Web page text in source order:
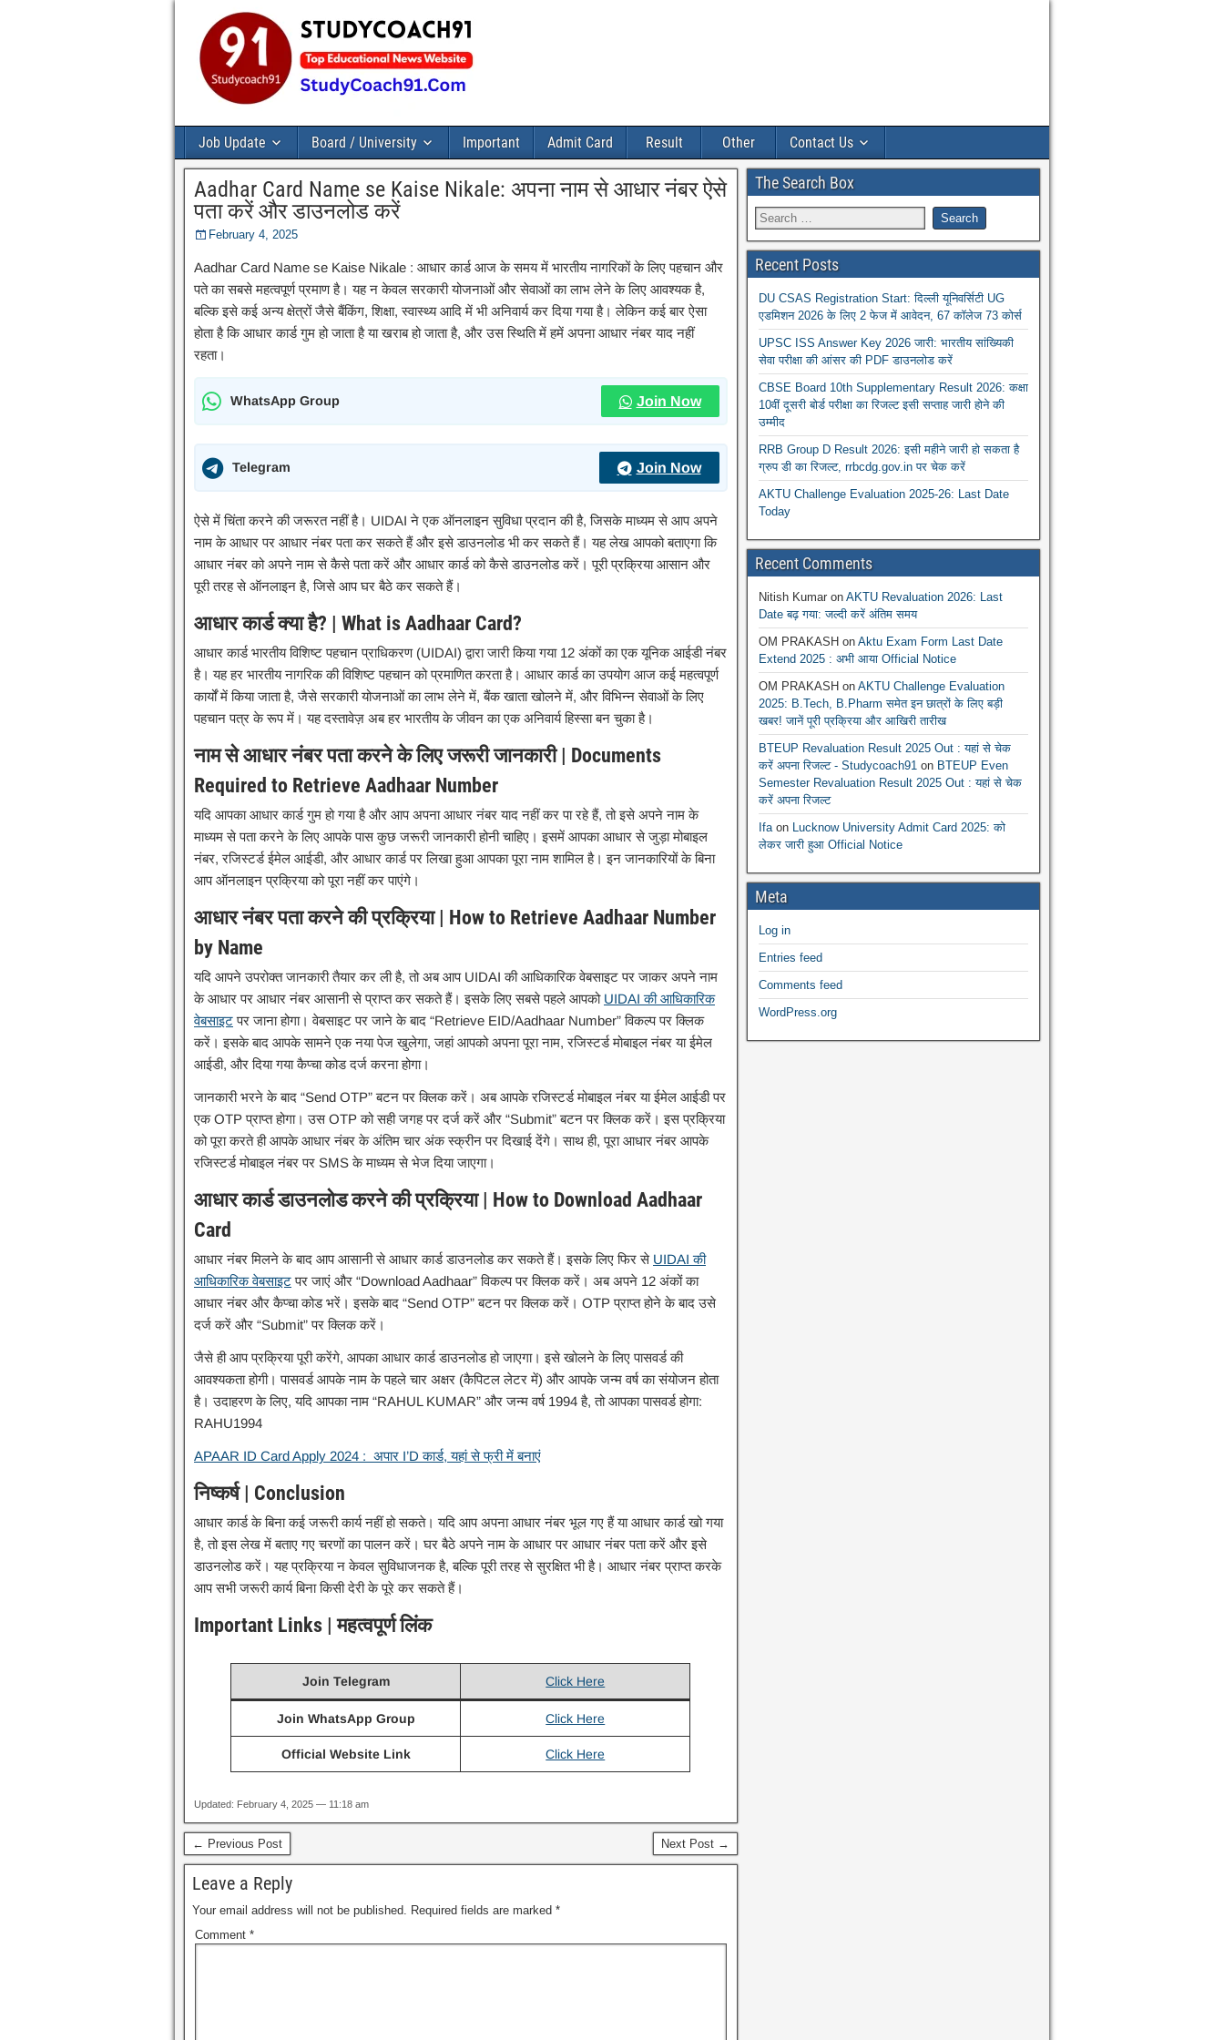
Job Update Board / University Important Admit Card Result Other Contact Us
Aadhar Card Name se Kaise Nikale: अपना नाम से आधार नंबर ऐसे
पता करें और डाउनलोड करें
February 4, 2025
Aadhar Card Name se Kaise Nikale : आधार कार्ड आज के समय में भारतीय नागरिकों के लिए पहचान और
पते का सबसे महत्वपूर्ण प्रमाण है। यह न केवल सरकारी योजनाओं और सेवाओं का लाभ लेने के लिए आवश्यक है,
बल्कि इसे कई अन्य क्षेत्रों जैसे बैंकिंग, शिक्षा, स्वास्थ्य आदि में भी अनिवार्य कर दिया गया है। लेकिन कई बार ऐसा
होता है कि आधार कार्ड गुम हो जाता है या खराब हो जाता है, और उस स्थिति में हमें अपना आधार नंबर याद नहीं
रहता।
WhatsApp Group Join Now
Telegram Join Now
ऐसे में चिंता करने की जरूरत नहीं है। UIDAI ने एक ऑनलाइन सुविधा प्रदान की है, जिसके माध्यम से आप अपने
नाम के आधार पर आधार नंबर पता कर सकते हैं और इसे डाउनलोड भी कर सकते हैं। यह लेख आपको बताएगा कि
आधार नंबर को अपने नाम से कैसे पता करें और आधार कार्ड को कैसे डाउनलोड करें। पूरी प्रक्रिया आसान और
पूरी तरह से ऑनलाइन है, जिसे आप घर बैठे कर सकते हैं।
आधार कार्ड क्या है? | What is Aadhaar Card?
आधार कार्ड भारतीय विशिष्ट पहचान प्राधिकरण (UIDAI) द्वारा जारी किया गया 12 अंकों का एक यूनिक आईडी नंबर
है। यह हर भारतीय नागरिक की विशिष्ट पहचान को प्रमाणित करता है। आधार कार्ड का उपयोग आज कई महत्वपूर्ण
कार्यों में किया जाता है, जैसे सरकारी योजनाओं का लाभ लेने में, बैंक खाता खोलने में, और विभिन्न सेवाओं के लिए
पहचान पत्र के रूप में। यह दस्तावेज़ अब हर भारतीय के जीवन का एक अनिवार्य हिस्सा बन चुका है।
नाम से आधार नंबर पता करने के लिए जरूरी जानकारी | Documents
Required to Retrieve Aadhaar Number
यदि आपका आधार कार्ड गुम हो गया है और आप अपना आधार नंबर याद नहीं कर पा रहे हैं, तो इसे अपने नाम के
माध्यम से पता करने के लिए आपके पास कुछ जरूरी जानकारी होनी चाहिए। इसमें आपका आधार से जुड़ा मोबाइल
नंबर, रजिस्टर्ड ईमेल आईडी, और आधार कार्ड पर लिखा हुआ आपका पूरा नाम शामिल है। इन जानकारियों के बिना
आप ऑनलाइन प्रक्रिया को पूरा नहीं कर पाएंगे।
आधार नंबर पता करने की प्रक्रिया | How to Retrieve Aadhaar Number
by Name
यदि आपने उपरोक्त जानकारी तैयार कर ली है, तो अब आप UIDAI की आधिकारिक वेबसाइट पर जाकर अपने नाम
के आधार पर आधार नंबर आसानी से प्राप्त कर सकते हैं। इसके लिए सबसे पहले आपको UIDAI की आधिकारिक
वेबसाइटपर जाना होगा। वेबसाइट पर जाने के बाद “Retrieve EID/Aadhaar Number” विकल्प पर क्लिक
करें। इसके बाद आपके सामने एक नया पेज खुलेगा, जहां आपको अपना पूरा नाम, रजिस्टर्ड मोबाइल नंबर या ईमेल
आईडी, और दिया गया कैप्चा कोड दर्ज करना होगा।
जानकारी भरने के बाद “Send OTP” बटन पर क्लिक करें। अब आपके रजिस्टर्ड मोबाइल नंबर या ईमेल आईडी पर
एक OTP प्राप्त होगा। उस OTP को सही जगह पर दर्ज करें और “Submit” बटन पर क्लिक करें। इस प्रक्रिया
को पूरा करते ही आपके आधार नंबर के अंतिम चार अंक स्क्रीन पर दिखाई देंगे। साथ ही, पूरा आधार नंबर आपके
रजिस्टर्ड मोबाइल नंबर पर SMS के माध्यम से भेज दिया जाएगा।
आधार कार्ड डाउनलोड करने की प्रक्रिया | How to Download Aadhaar
Card
आधार नंबर मिलने के बाद आप आसानी से आधार कार्ड डाउनलोड कर सकते हैं। इसके लिए फिर से UIDAI की
आधिकारिक वेबसाइटपर जाएं और “Download Aadhaar” विकल्प पर क्लिक करें। अब अपने 12 अंकों का
आधार नंबर और कैप्चा कोड भरें। इसके बाद “Send OTP” बटन पर क्लिक करें। OTP प्राप्त होने के बाद उसे
दर्ज करें और “Submit” पर क्लिक करें।
जैसे ही आप प्रक्रिया पूरी करेंगे, आपका आधार कार्ड डाउनलोड हो जाएगा। इसे खोलने के लिए पासवर्ड की
आवश्यकता होगी। पासवर्ड आपके नाम के पहले चार अक्षर (कैपिटल लेटर में) और आपके जन्म वर्ष का संयोजन होता
है। उदाहरण के लिए, यदि आपका नाम “RAHUL KUMAR” और जन्म वर्ष 1994 है, तो आपका पासवर्ड होगा:
RAHU1994
APAAR ID Card Apply 2024 : अपार I’D कार्ड, यहां से फ्री में बनाएं
निष्कर्ष | Conclusion
आधार कार्ड के बिना कई जरूरी कार्य नहीं हो सकते। यदि आप अपना आधार नंबर भूल गए हैं या आधार कार्ड खो गया
है, तो इस लेख में बताए गए चरणों का पालन करें। घर बैठे अपने नाम के आधार पर आधार नंबर पता करें और इसे
डाउनलोड करें। यह प्रक्रिया न केवल सुविधाजनक है, बल्कि पूरी तरह से सुरक्षित भी है। आधार नंबर प्राप्त करके
आप सभी जरूरी कार्य बिना किसी देरी के पूरे कर सकते हैं।
Important Links | महत्वपूर्ण लिंक
Join Telegram Click Here
Join WhatsApp Group Click Here
Official Website Link Click Here
Updated: February 4, 2025 — 11:18 am
← Previous Post Next Post →
Leave a Reply
Your email address will not be published. Required fields are marked *
Comment *
The Search Box
Recent Posts
DU CSAS Registration Start: दिल्ली यूनिवर्सिटी UG
एडमिशन 2026 के लिए 2 फेज में आवेदन, 67 कॉलेज 73 कोर्स
UPSC ISS Answer Key 2026 जारी: भारतीय सांख्यिकी
सेवा परीक्षा की आंसर की PDF डाउनलोड करें
CBSE Board 10th Supplementary Result 2026: कक्षा
10वीं दूसरी बोर्ड परीक्षा का रिजल्ट इसी सप्ताह जारी होने की
उम्मीद
RRB Group D Result 2026: इसी महीने जारी हो सकता है
ग्रुप डी का रिजल्ट, rrbcdg.gov.in पर चेक करें
AKTU Challenge Evaluation 2025-26: Last Date
Today
Recent Comments
Nitish Kumaron AKTU Revaluation 2026: Last
Date बढ़ गया: जल्दी करें अंतिम समय
OM PRAKASH on Aktu Exam Form Last Date
Extend 2025 : अभी आया Official Notice
OM PRAKASH on AKTU Challenge Evaluation
2025: B.Tech, B.Pharm समेत इन छात्रों के लिए बड़ी
खबर! जानें पूरी प्रक्रिया और आखिरी तारीख
BTEUP Revaluation Result 2025 Out : यहां से चेक
करें अपना रिजल्ट - Studycoach91on BTEUP Even
Semester Revaluation Result 2025 Out : यहां से चेक
करें अपना रिजल्ट
Ifaon Lucknow University Admit Card 2025: को
लेकर जारी हुआ Official Notice
Meta
Log in
Entries feed
Comments feed
WordPress.org